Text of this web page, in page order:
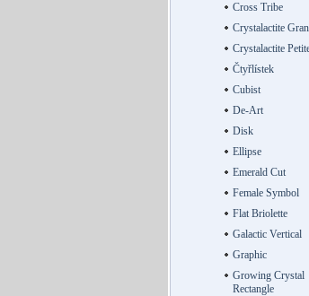
Cross Tribe
Crystalactite
Crystalactite
Čtyřlístek
Cubist
De-Art
Disk
Ellipse
Emerald Cut
Female Symbol
Flat Briolette
Galactic Vertical
Graphic
Growing Crystal
Rectangle